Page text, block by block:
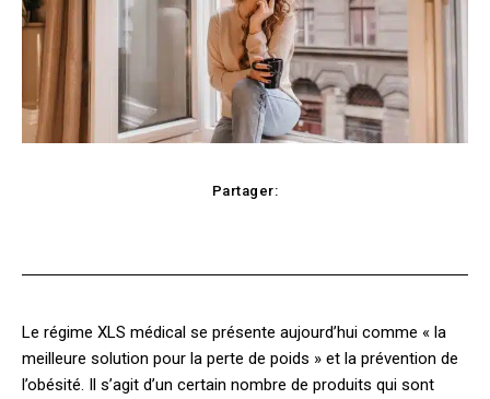
Partager:
Le régime XLS médical se présente aujourd’hui comme « la
meilleure solution pour la perte de poids » et la prévention de
l’obésité. Il s’agit d’un certain nombre de produits qui sont